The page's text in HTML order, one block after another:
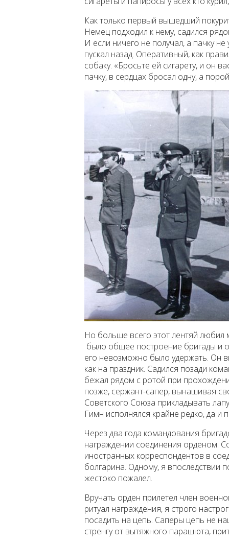
Как только первый вышедший
Немец подходил к нему, садился
И если ничего не получал, а пачку
пускал назад. Оперативный, как
собаку. «Бросьте ей сигарету, и он
пачку, в сердцах бросал одну, а
Но больше всего этот лентяй любил
было общее построение бригады и
его невозможно было удержать. Он
как на праздник. Садился позади
бежал рядом с ротой при
позже, сержант-сапер, вынашивая
Советского Союза прикладывать
Гимн исполнялся крайне редко, да и
Через два года командования
награждении соединения орденом.
иностранных корреспондентов в
болгарина. Одному, я впоследствии
жестоко пожалел.
Вручать орден прилетел член
ритуал награждения, я строго
посадить на цепь. Саперы цепь не
стренгу от вытяжного парашюта,